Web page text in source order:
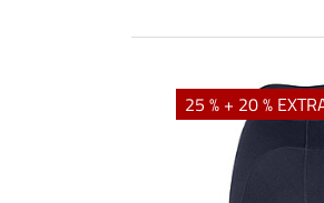
25 % + 20 %